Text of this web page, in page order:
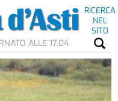
RICERCA
NEL
SITO
ALLE 17.04